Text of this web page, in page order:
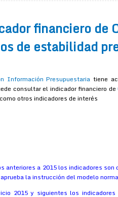
financiero de
de estabilidad
Información Presupuestaria tiene
consultar el indicador financiero de
otros indicadores de interés
anteriores a 2015 los indicadores
la instrucción del modelo
2015 y siguientes los